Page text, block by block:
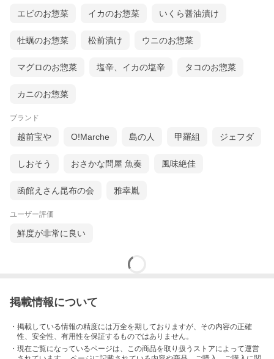
エビのお惣菜 イカのお惣菜 いくら醤油漬け
牡蠣のお惣菜 松前漬け ウニのお惣菜
マグロのお惣菜 塩辛、イカの塩辛 タコのお惣菜
カニのお惣菜
ブランド
越前宝や O!Marche 島の人 甲羅組 ジェフダ
しおそう おさかな問屋 魚奏 風味絶佳
函館えさん昆布の会 雅幸胤
ユーザー評価
鮮度が非常に良い
掲載情報について
・掲載している情報の精度には万全を期しておりますが、その内容の正確
性、安全性、有用性を保証するものではありません。
・現在ご覧になっているページは、この商品を取り扱うストアによって運営